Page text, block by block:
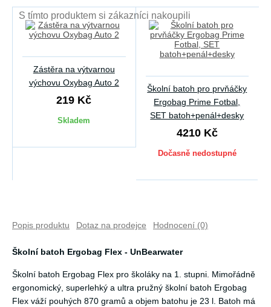
S tímto produktem si zákazníci nakoupili
Zástěra na výtvarnou
výchovu Oxybag Auto 2
219 Kč
Skladem
Školní batoh pro prvňáčky
Ergobag Prime Fotbal,
SET batoh+penál+desky
4210 Kč
Dočasně nedostupné
Popis produktu Dotaz na prodejce Hodnocení (0)
Školní batoh Ergobag Flex - UnBearwater
Školní batoh Ergobag Flex pro školáky na 1. stupni. Mimořádně
ergonomický, superlehký a ultra pružný školní batoh Ergobag
Flex váží pouhých 870 gramů a objem batohu je 23 l. Batoh má